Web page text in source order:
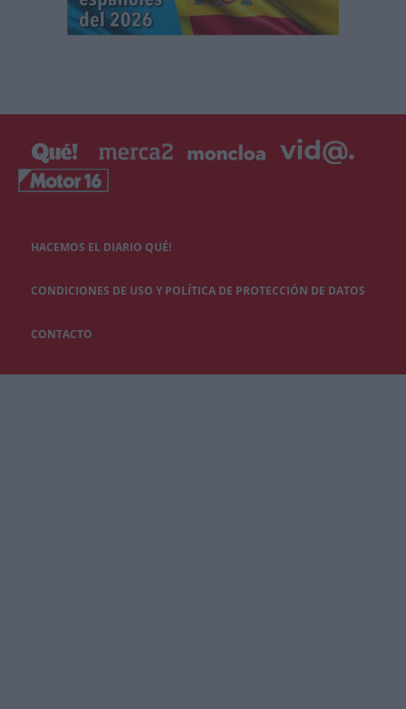
HACEMOS EL DIARIO QUÉ!
CONDICIONES DE USO Y POLÍTICA DE PROTECCIÓN DE DATOS
CONTACTO